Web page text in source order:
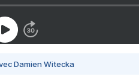
Damien Witecka